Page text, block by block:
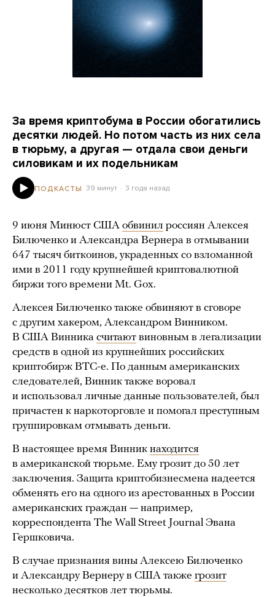
За время криптобума в России обогатились
десятки людей. Но потом часть из них села
в тюрьму, а другая — отдала свои деньги
силовикам и их подельникам
ПОДКАСТЫ 39 минут 3 года назад
9 июня Минюст США обвинил россиян Алексея
Билюченко и Александра Вернера в отмывании
647 тысяч биткоинов, украденных со взломанной
ими в 2011 году крупнейшей криптовалютной
биржи того времени Mt. Gox.
Алексея Билюченко также обвиняют в сговоре
с другим хакером, Александром Винником.
В США Винника считают виновным в легализации
средств в одной из крупнейших российских
криптобирж ВТС-е. По данным американских
следователей, Винник также воровал
и использовал личные данные пользователей, был
причастен к наркоторговле и помогал преступным
группировкам отмывать деньги.
В настоящее время Винник находится
в американской тюрьме. Ему грозит до 50 лет
заключения. Защита криптобизнесмена надеется
обменять его на одного из арестованных в России
американских граждан — например,
корреспондента The Wall Street Journal Эвана
Гершковича.
В случае признания вины Алексею Билюченко
и Александру Вернеру в США также грозит
несколько десятков лет тюрьмы.